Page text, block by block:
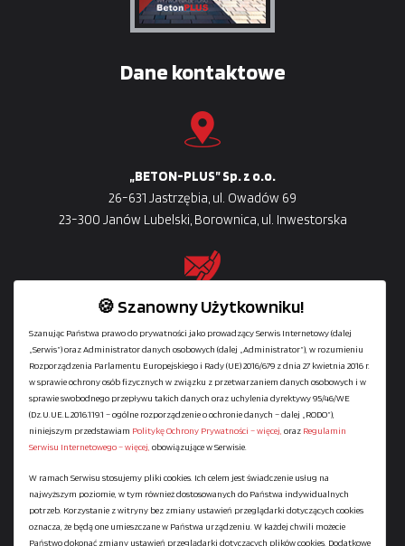
Dane kontaktowe
„BETON-PLUS” Sp. z o.o.
26-631 Jastrzębia, ul. Owadów 69
23-300 Janów Lubelski, Borownica, ul. Inwestorska
Owadów: +48608-440-640| +48(48) 381-70-70
Janów Lubelski: +48691-199-991
Dział sprzedaży prefabrykatów
+48691-484-036
Dystrybucja
Regulamin serwisu
Polityka Ochrony Prywatności
🍪 Szanowny Użytkowniku!
Szanując Państwa prawo do prywatności jako prowadzący Serwis Internetowy (dalej
„Serwis”) oraz Administrator danych osobowych (dalej „Administrator”), w rozumieniu
Rozporządzenia Parlamentu Europejskiego i Rady (UE) 2016/679 z dnia 27 kwietnia 2016 r.
w sprawie ochrony osób fizycznych w związku z przetwarzaniem danych osobowych i w
sprawie swobodnego przepływu takich danych oraz uchylenia dyrektywy 95/46/WE
(Dz.U.UE.L.2016.119.1 – ogólne rozporządzenie o ochronie danych – dalej „RODO”),
niniejszym przedstawiam Politykę Ochrony Prywatności – więcej, oraz Regulamin
Serwisu Internetowego – więcej, obowiązujące w Serwisie.
W ramach Serwisu stosujemy pliki cookies. Ich celem jest świadczenie usług na
najwyższym poziomie, w tym również dostosowanych do Państwa indywidualnych
potrzeb. Korzystanie z witryny bez zmiany ustawień przeglądarki dotyczących cookies
oznacza, że będą one umieszczane w Państwa urządzeniu. W każdej chwili możecie
Państwo dokonać zmiany ustawień przeglądarki dotyczących plików cookies. Dodatkowe